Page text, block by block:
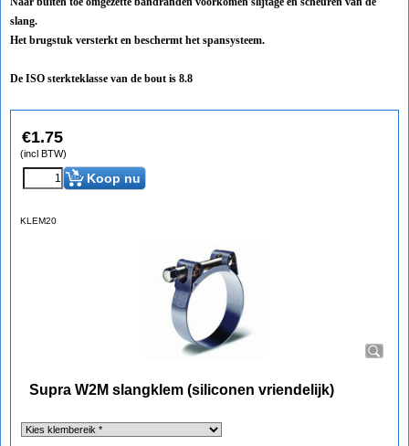
slang.
Het brugstuk versterkt en beschermt het spansysteem.
De ISO sterkteklasse van de bout is 8.8
€1.75
(incl BTW)
Koop nu
KLEM20
Supra W2M slangklem (siliconen vriendelijk)